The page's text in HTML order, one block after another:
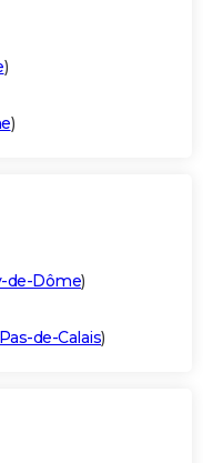
)
)
de-Dôme)
de-Calais)